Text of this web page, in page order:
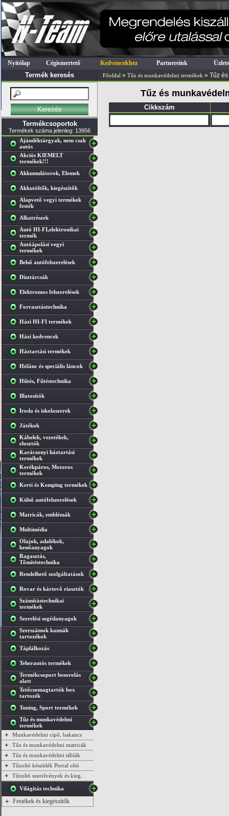
Nyitólap Cégismertető Kedvencekhez Partnereink
Termék keresés Főoldal » Tűz és munkavédelmi termékek » Tűz
Termékcsoportok
Termékek száma jelenleg: 13956
Ajándéktárgyak, nem csak
autós
Akciós KIEMELT
termékek!!!
Akkumulátorok, Elemek
Akkutöltők, kiegészítők
Alapvető vegyi termékek
festék
Alkatrészek
Autó HI-FI,elektronikai
termék
Autóápolási vegyi
termékek
Belső autófelszerelések
Dísztárcsák
Elektromos felszerelések
Forrasztástechnika
Házi HI-FI termékek
Házi kedvencek
Háztartási termékek
Hólánc és speciális láncok
Hűtés, Fűtéstechnika
Illatosítók
Iroda és iskolaszerek
Játékok
Kábelek, vezetékek,
elosztók
Karácsonyi háztartási
termékek
Kerékpáros, Motoros
termékek
Kerti és Kemping termékek
Külső autófelszerelések
Matricák, emblémák
Multimédia
Olajok, adalékok,
kenőanyagok
Ragasztás,
Tőmítéstechnika
Rendelhető szolgáltatások
Rovar és kártevő riasztók
Számítástechnikai
termékek
Szerelési segédanyagok
Szerszámok kannák
tartozékok
Táplálkozás
Teherautós termékek
Termékcsoport besorolás
alatt
Tetőcsomagtartók box
tartozék
Tuning, Sport termékek
Tűz és munkavédelmi
termékek
+ Munkavédelmi cipő, bakancs
+ Tűz és munkavédelmi matricák
+ Tűz és munkavédelmi táblák
+ Tűzoltó készülék Porral oltó
+ Tűzoltó szerelvények és kieg.
Világítás technika
+ Festékek és kiegészítők
Tűz és
Cikkszám